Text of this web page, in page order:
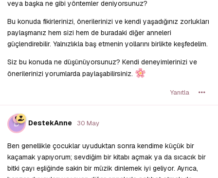
veya başka ne gibi yöntemler deniyorsunuz?
Bu konuda fikirlerinizi, önerilerinizi ve kendi yaşadığınız zorlukları
paylaşmanız hem sizi hem de buradaki diğer anneleri
güçlendirebilir. Yalnızlıkla baş etmenin yollarını birlikte keşfedelim.
Siz bu konuda ne düşünüyorsunuz? Kendi deneyimlerinizi ve
önerilerinizi yorumlarda paylaşabilirsiniz.
Yanıtla
D DestekAnne 30 May
Ben genellikle çocuklar uyuduktan sonra kendime küçük bir
kaçamak yapıyorum; sevdiğim bir kitabı açmak ya da sıcacık bir
bitki çayı eşliğinde sakin bir müzik dinlemek iyi geliyor. Ayrıca,